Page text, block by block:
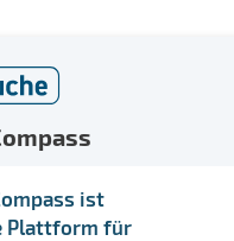
ist
Plattform für